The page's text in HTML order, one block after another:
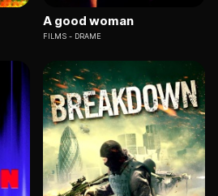
A good woman
FILMS DRAME